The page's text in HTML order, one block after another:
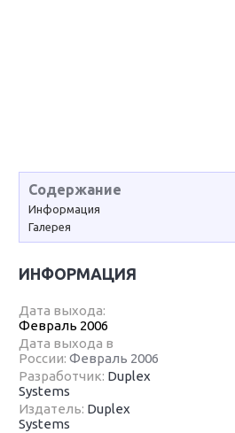
Содержание
Информация
Галерея
ИНФОРМАЦИЯ
Дата выхода:
Февраль 2006
Дата выхода в
России:Февраль 2006
Разработчик: Duplex
Systems
Издатель: Duplex
Systems